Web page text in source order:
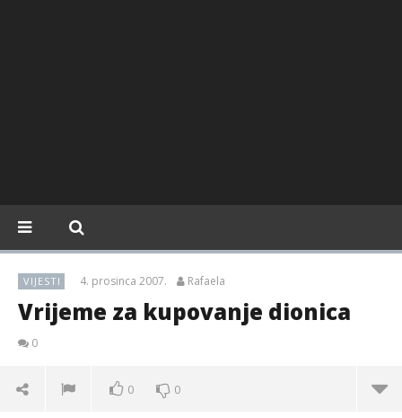
VIJESTI 4. prosinca 2007. Rafaela
Vrijeme za kupovanje dionica
0
0 0